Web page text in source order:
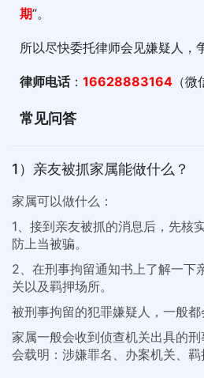
期”。
所以尽快委托律师会见嫌疑人，
律师电话： 16628883164 （微
常见问答
1）亲友被抓家属能做什么？
家属可以做什么：
1、接到亲友被抓的消息后，先核
防上当被骗。
2、在刑事拘留通知书上了解一下
关以及羁押场所。
被刑事拘留的犯罪嫌疑人，一般都
家属一般会收到侦查机关出具的
会载明：涉嫌罪名、办案机关、羁